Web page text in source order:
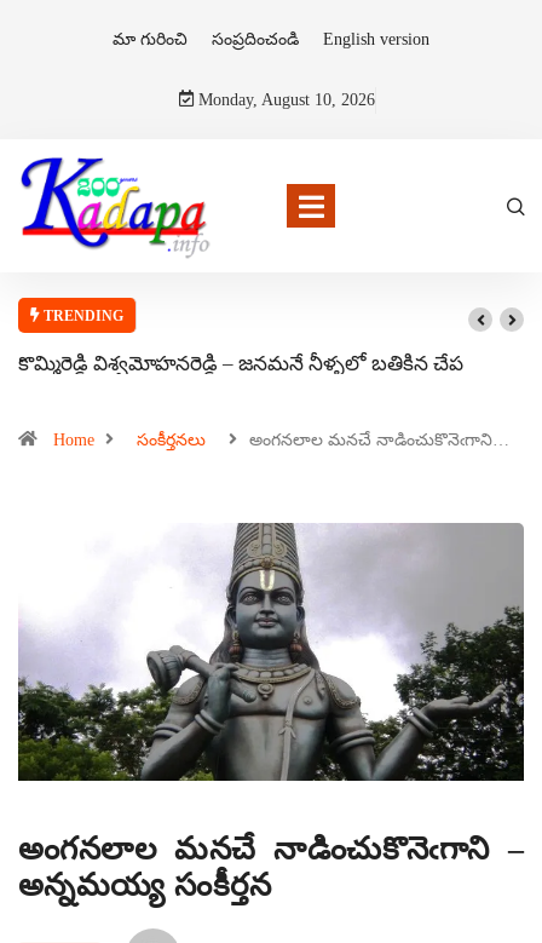
మా గురించి సంప్రదించండి English version
Monday, August 10, 2026
TRENDING
కొమ్మిరెడ్డి విశ్వమోహనరెడ్డి – జనమనే నీళ్ళలో బతికిన చేప
Home సంకీర్తనలు అంగనలాల మనచే నాడించుకొనెఁగాని…
అంగనలాల మనచే నాడించుకొనెఁగాని –
అన్నమయ్య సంకీర్తన